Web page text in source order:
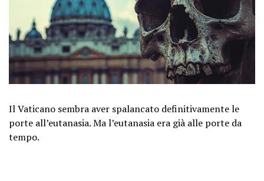
Il Vaticano sembra aver spalancato definitivamente le
porte all’eutanasia. Ma l’eutanasia era già alle porte da
tempo.